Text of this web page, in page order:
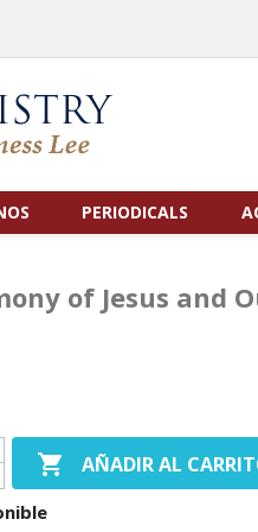
PERIODICALS
of Jesus and
 AÑADIR AL